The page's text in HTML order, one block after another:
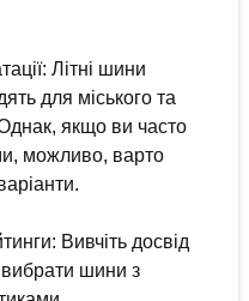
Літні шини
для міського та
якщо ви часто
можливо, варто
Вивчіть досвід
шини з